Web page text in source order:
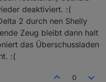
schalten als Workaround.
lädt weiter mit ~140W,
eine vorgefertigte
per AC', also scheint es
zu geben. Triggern
bringt nix, da es nur einen
ausschaltet (MQTT).
mal selbst laufen
sniffen, wenn es schaltet.
die vielen Änderungen
versus BMS Lebensdauer?
was ändert
wird halt recht
Die Chemie der LFPs sollte
haben, per Solar/MPPT
deaktiviert. :(
2 durch nen Shelly
Zeug bleibt dann halt
das Überschussladen
:(
0